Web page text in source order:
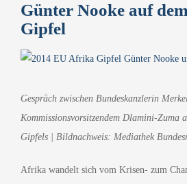
Günter Nooke auf
Gipfel
Zeige
Bild
Gespräch zwischen Bundeskanzlerin
Kommissionsvorsitzendem Dlamini-Zuma
Gipfels | Bildnachweis: Mediathek
Afrika wandelt sich vom Krisen- zum